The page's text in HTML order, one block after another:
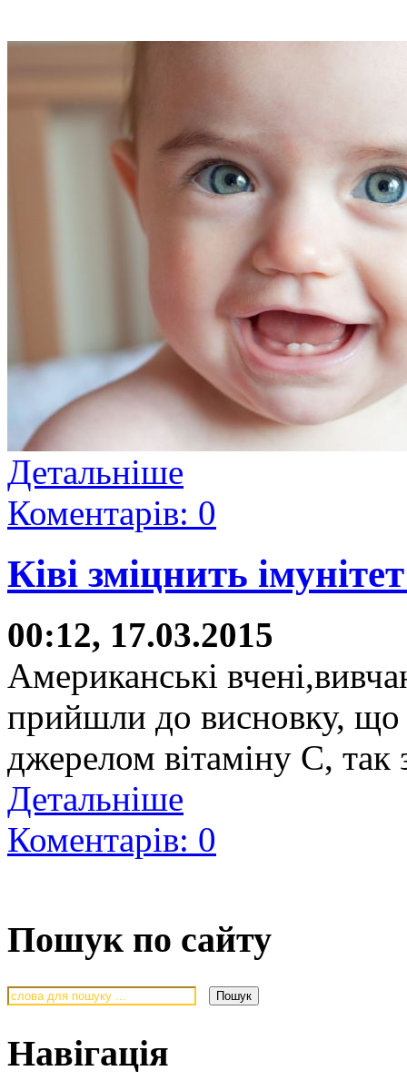
Детальніше
Коментарів: 0
Ківі зміцнить
00:12, 17.03.2015
Американські
прийшли до висновку, що
джерелом вітаміну С, так
Детальніше
Коментарів: 0
Пошук по сайту
Навігація